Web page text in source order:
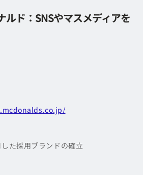
ルド：SNSやマスメディアを
た採用ブランドの確立